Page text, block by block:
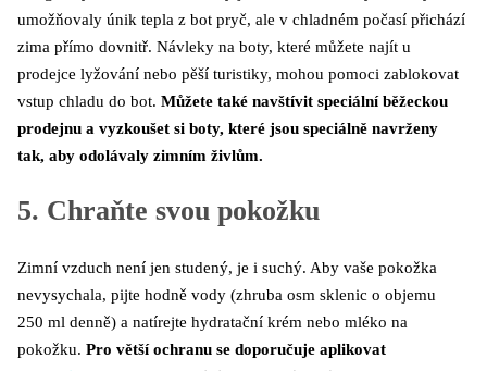
umožňovaly únik tepla z bot pryč, ale v chladném počasí přichází
zima přímo dovnitř. Návleky na boty, které můžete najít u
prodejce lyžování nebo pěší turistiky, mohou pomoci zablokovat
vstup chladu do bot. Můžete také navštívit speciální běžeckou
prodejnu a vyzkoušet si boty, které jsou speciálně navrženy
tak, aby odolávaly zimním živlům.
5. Chraňte svou pokožku
Zimní vzduch není jen studený, je i suchý. Aby vaše pokožka
nevysychala, pijte hodně vody (zhruba osm sklenic o objemu
250 ml denně) a natírejte hydratační krém nebo mléko na
pokožku. Pro větší ochranu se doporučuje aplikovat